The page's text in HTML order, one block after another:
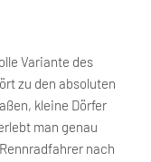
Variante des
zu den absoluten
kleine Dörfer
man genau
nach